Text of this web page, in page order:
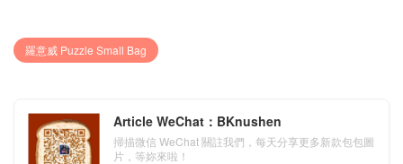
羅意威 Puzzle Small Bag
Article WeChat：BKnushen
掃描微信 WeChat 關註我們，每天分享更多新款包包圖
片，等妳來啦！